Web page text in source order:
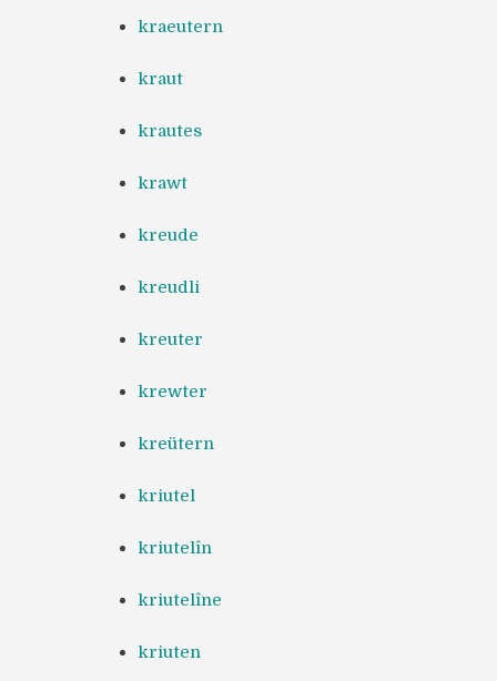
kraeutern
kraut
krautes
krawt
kreude
kreudli
kreuter
krewter
kreütern
kriutel
kriutelîn
kriutelîne
kriuten